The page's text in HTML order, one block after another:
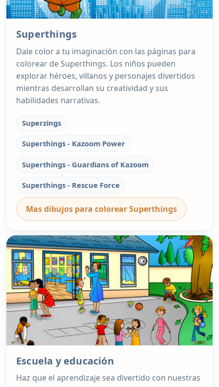
Superthings
Dale color a tu imaginación con las páginas para
colorear de Superthings. Los niños pueden
explorar héroes, villanos y personajes divertidos
mientras desarrollan su creatividad y sus
habilidades narrativas.
Superzings
Superthings - Kazoom Power
Superthings - Guardians of Kazoom
Superthings - Rescue Force
Mas dibujos para colorear Superthings
Escuela y educación
Haz que el aprendizaje sea divertido con nuestras